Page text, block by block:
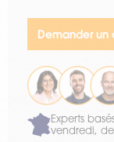
Demander un
Experts
vendredi, de